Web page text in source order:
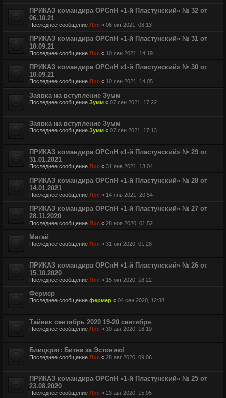
ПРИКАЗ командира ОРСпН «1-й Пластунский» № 32 от
06.10.21
Последнее сообщение Лис « 06 окт 2021, 08:13
ПРИКАЗ командира ОРСпН «1-й Пластунский» № 31 от
10.09.21
Последнее сообщение Лис « 10 сен 2021, 14:19
ПРИКАЗ командира ОРСпН «1-й Пластунский» № 30 от
10.09.21
Последнее сообщение Лис « 10 сен 2021, 14:05
Заявка на вступление Зумм
Последнее сообщение Зумм « 07 сен 2021, 17:22
Заявка на вступление Зумм
Последнее сообщение Зумм « 07 сен 2021, 17:13
ПРИКАЗ командира ОРСпН «1-й Пластунский» № 29 от
31.01.2021
Последнее сообщение Лис « 31 янв 2021, 13:04
ПРИКАЗ командира ОРСпН «1-й Пластунский» № 28 от
14.01.2021
Последнее сообщение Лис « 14 янв 2021, 20:54
ПРИКАЗ командира ОРСпН «1-й Пластунский» № 27 от
28.11.2020
Последнее сообщение Лис « 28 ноя 2020, 01:52
Матай
Последнее сообщение Лис « 31 окт 2020, 01:28
ПРИКАЗ командира ОРСпН «1-й Пластунский» № 26 от
15.10.2020
Последнее сообщение Лис « 15 окт 2020, 18:22
Фермер
Последнее сообщение фермер « 04 сен 2020, 12:38
Тайник сентябрь 2020 19-20 сентября
Последнее сообщение Лис « 30 авг 2020, 18:10
Блицкриг: Битва за Эстонию!
Последнее сообщение Лис « 28 авг 2020, 09:06
ПРИКАЗ командира ОРСпН «1-й Пластунский» № 25 от
23.08.2020
Последнее сообщение Лис « 23 авг 2020, 15:05